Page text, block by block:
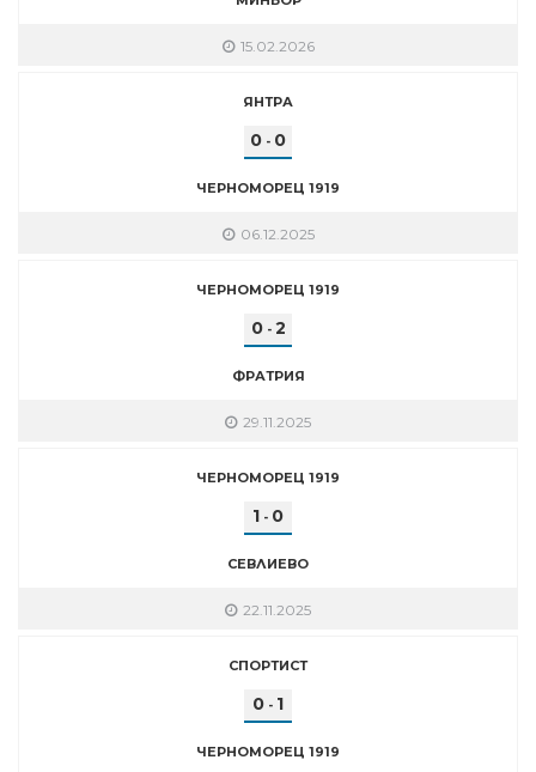
15.02.2026
ЯНТРА
0 - 0
ЧЕРНОМОРЕЦ 1919
06.12.2025
ЧЕРНОМОРЕЦ 1919
0- 2
ФРАТРИЯ
29.11.2025
ЧЕРНОМОРЕЦ 1919
1 - 0
СЕВЛИЕВО
22.11.2025
СПОРТИСТ
0 - 1
ЧЕРНОМОРЕЦ 1919